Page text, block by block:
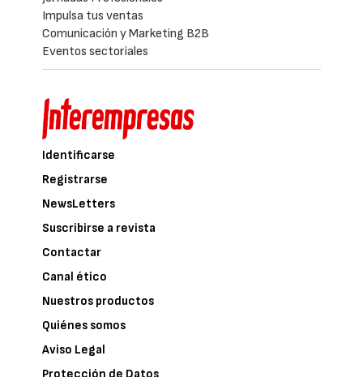
Impulsa tus ventas
Comunicación y Marketing B2B
Eventos sectoriales
Identificarse
Registrarse
NewsLetters
Suscribirse a revista
Contactar
Canal ético
Nuestros productos
Quiénes somos
Aviso Legal